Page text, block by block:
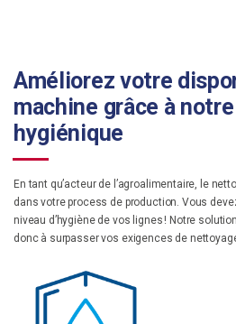
Améliorez votre
machine grâce à
hygiénique
En tant qu’acteur de l’agroalimentaire, le
dans votre process de production. Vous
niveau d’hygiène de vos lignes ! Notre solution
donc à surpasser vos exigences de